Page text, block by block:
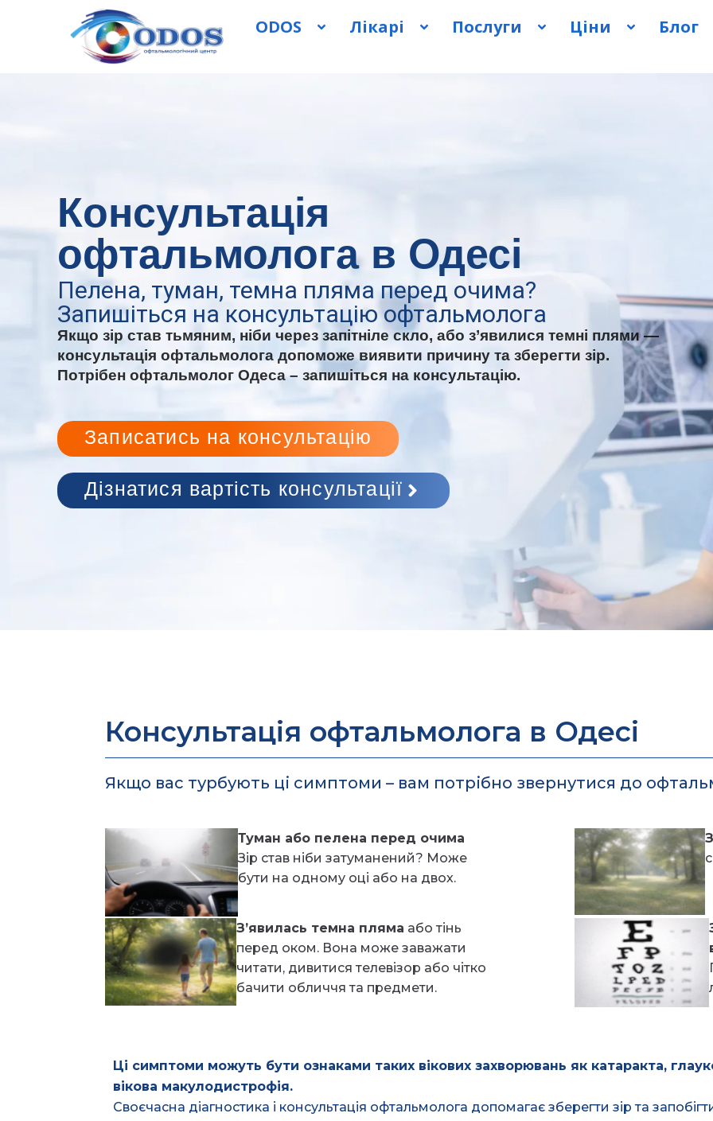
ODOS Лікарі Послуги Ціни Блог
Консультація
офтальмолога в Одесі
Пелена, туман, темна пляма перед очима?
Запишіться на консультацію офтальмолога
Якщо зір став тьмяним, ніби через запітніле скло, або з’явилися темні плями —
консультація офтальмолога допоможе виявити причину та зберегти зір.
Потрібен офтальмолог Одеса – запишіться на консультацію.
Записатись на консультацію
Дізнатися вартість консультації
Консультація офтальмолога в Одесі
Якщо вас турбують ці симптоми – вам потрібно звернутися до
Туман або пелена перед очима
Зір став ніби затуманений? Може
бути на одному оці або на двох.
З’явилась темна пляма або тінь
перед оком. Вона може заважати
читати, дивитися телевізор або чітко
бачити обличчя та предмети.
Ці симптоми можуть бути ознаками таких вікових захворювань як катаракта,
вікова макулодистрофія.
Своєчасна діагностика і консультація офтальмолога допомагає зберегти зір та